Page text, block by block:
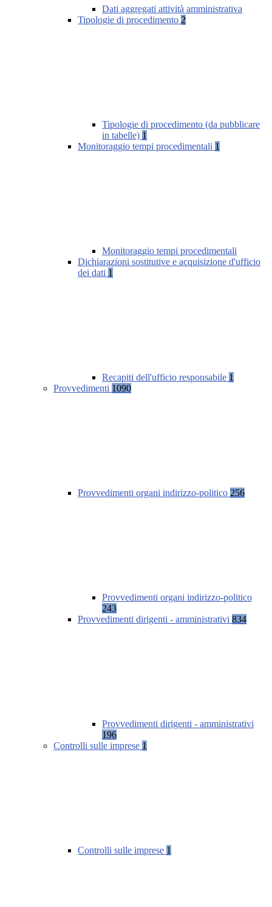
Dati aggregati attività amministrativa
Tipologie di procedimento 2
Tipologie di procedimento (da pubblicare
in tabelle) 1
Monitoraggio tempi procedimentali 1
Monitoraggio tempi procedimentali
Dichiarazioni sostitutive e acquisizione d'ufficio
dei dati 1
Recapiti dell'ufficio responsabile 1
Provvedimenti 1090
Provvedimenti organi indirizzo-politico 256
Provvedimenti organi indirizzo-politico
243
Provvedimenti dirigenti - amministrativi 834
Provvedimenti dirigenti - amministrativi
196
Controlli sulle imprese 1
Controlli sulle imprese 1